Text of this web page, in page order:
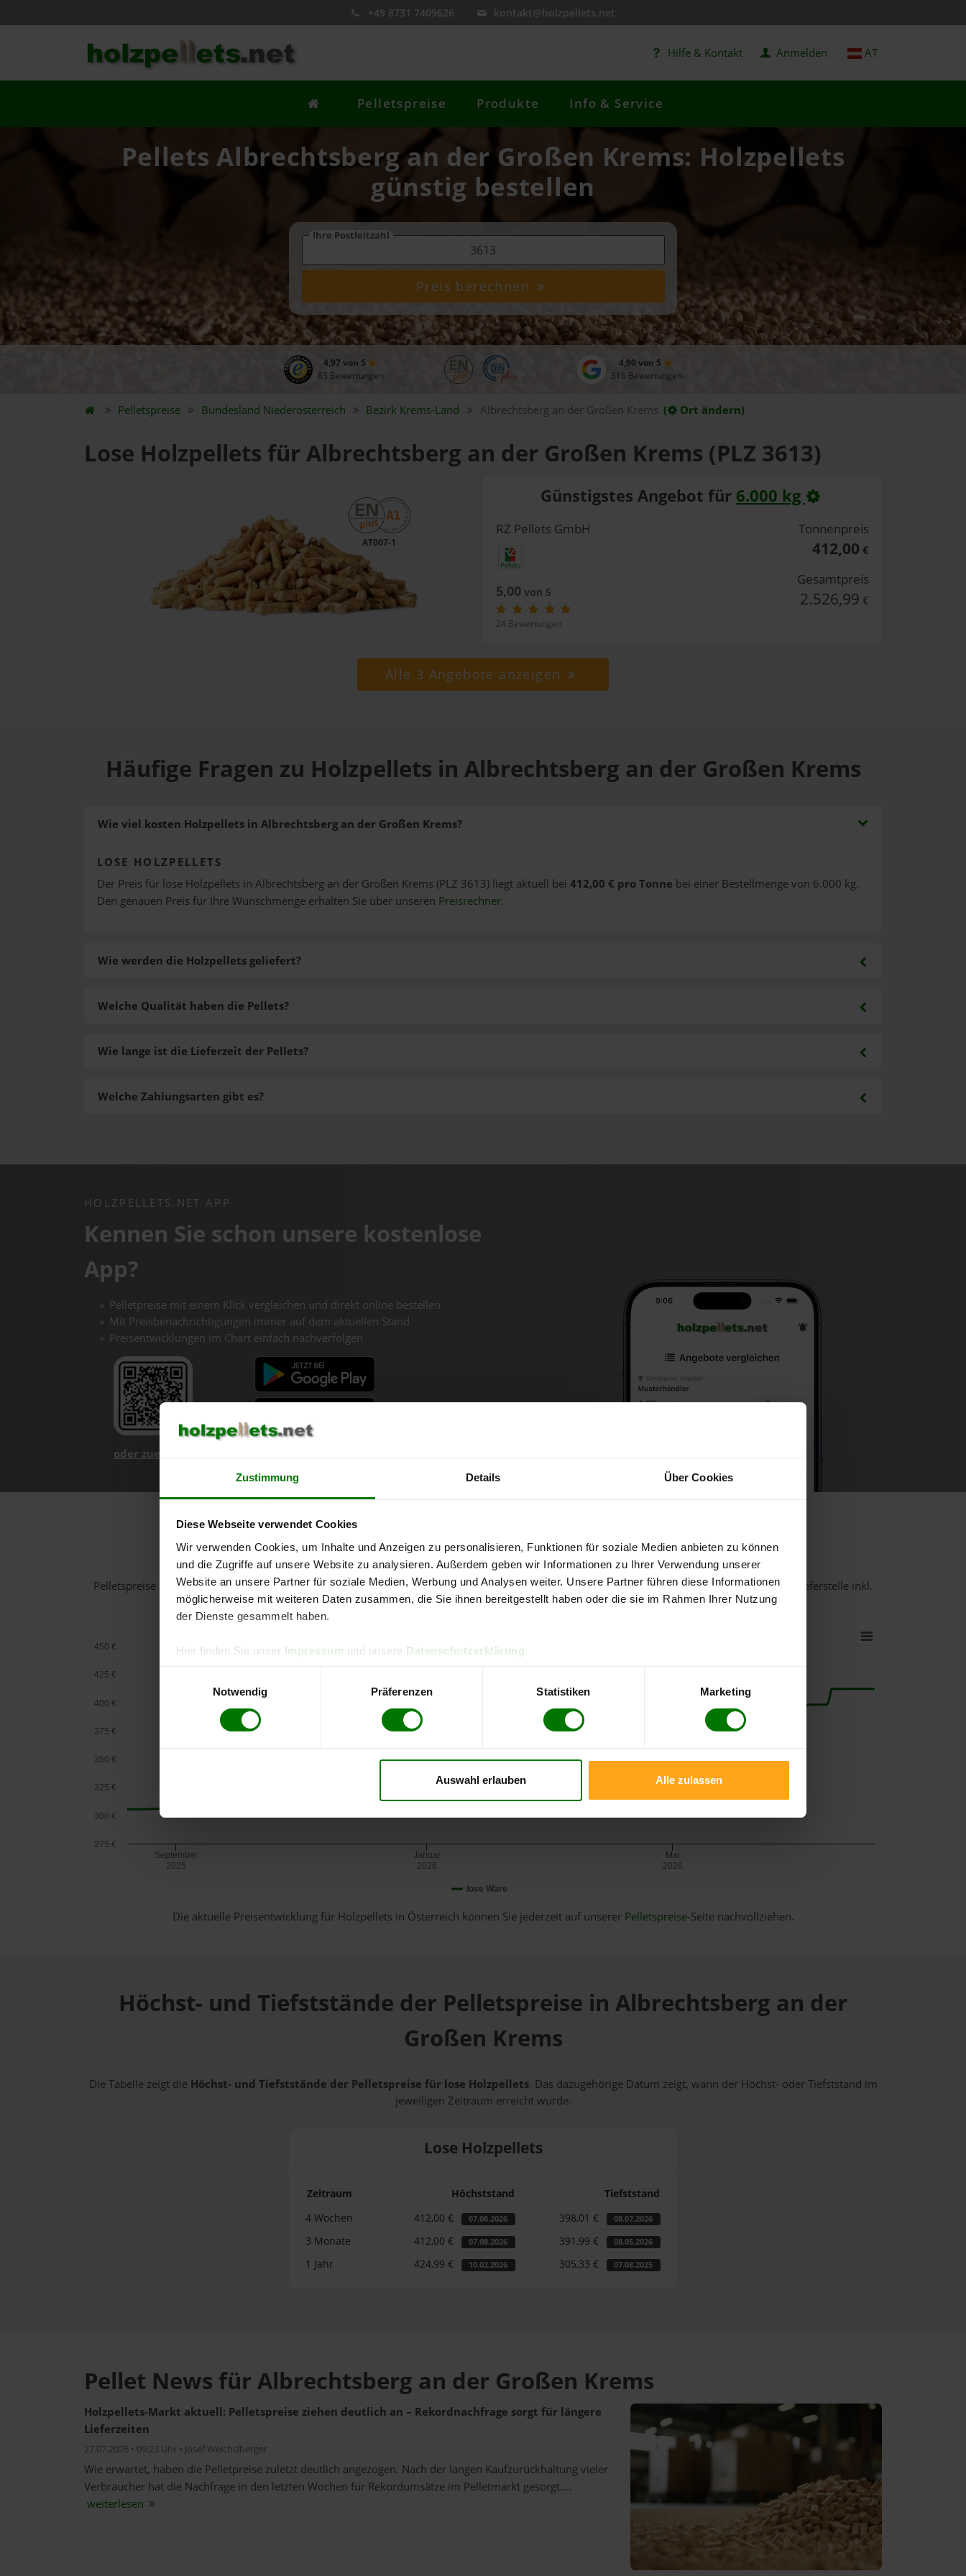
Zustimmung Details Über Cookies
Diese Webseite verwendet Cookies
Wir verwenden Cookies, um Inhalte und Anzeigen zu personalisieren, Funktionen für soziale Medien anbieten zu können
und die Zugriffe auf unsere Website zu analysieren. Außerdem geben wir Informationen zu Ihrer Verwendung unserer
Website an unsere Partner für soziale Medien, Werbung und Analysen weiter. Unsere Partner führen diese Informationen
möglicherweise mit weiteren Daten zusammen, die Sie ihnen bereitgestellt haben oder die sie im Rahmen Ihrer Nutzung
der Dienste gesammelt haben.
Hier finden Sie unser Impressum und unsere Datenschutzerklärung
Notwendig
Präferenzen Statistiken Marketing
Auswahl erlauben Alle zulassen
+49 8731 7409626 kontakt@holzpellets.net
Hilfe & Kontakt Anmelden AT
Pelletspreise Produkte Info & Service
Pellets Albrechtsberg an der Großen Krems: Holzpellets
günstig bestellen
Ihre Postleitzahl
Preis berechnen
4,97 von 5
83 Bewertungen
4,90 von 5
316 Bewertungen
Pelletspreise Bundesland Niederösterreich Bezirk Krems-Land Albrechtsberg an der Großen Krems ( Ort ändern)
Lose Holzpellets für Albrechtsberg an der Großen Krems (PLZ 3613)
AT007-1
Günstigstes Angebot für 6.000 kg
RZ Pellets GmbH
5,00 von 5
24 Bewertungen
Tonnenpreis
412,00 €
Gesamtpreis
2.526,99 €
Alle 3 Angebote anzeigen
Häufige Fragen zu Holzpellets in Albrechtsberg an der Großen Krems
Wie viel kosten Holzpellets in Albrechtsberg an der Großen Krems?
LOSE HOLZPELLETS
Der Preis für lose Holzpellets in Albrechtsberg an der Großen Krems (PLZ 3613) liegt aktuell bei 412,00 € pro Tonne bei einer Bestellmenge von 6.000 kg.
Den genauen Preis für Ihre Wunschmenge erhalten Sie über unseren Preisrechner.
Wie werden die Holzpellets geliefert?
Welche Zahlungsarten gibt es?
Welche Qualität haben die Pellets?
Wie lange ist die Lieferzeit der Pellets?
HOLZPELLETS.NET APP
Kennen Sie schon unsere kostenlose
App?
Pelletpreise mit einem Klick vergleichen und direkt online bestellen
Mit Preisbenachrichtigungen immer auf dem aktuellen Stand
Preisentwicklungen im Chart einfach nachverfolgen
oder zuerst mehr über unsere App erfahren
Holzpellets-Chart für Albrechtsberg an der Großen Krems
Pelletspreise in Albrechtsberg an der Großen Krems für 1 Tonne bei Abnahmevon 6 Tonnen loser Ware in DINplus-/ENplus-Qualität bei einer Lieferstelle inkl.
MwSt.:
lose Ware
September
2025
Januar
2026
Mai
2026
275 €
300 €
325 €
350 €
375 €
400 €
425 €
450 €
Die aktuelle Preisentwicklung für Holzpellets in Österreich können Sie jederzeit auf unserer Pelletspreise-Seite nachvollziehen.
Höchst- und Tiefststände der Pelletspreise in Albrechtsberg an der
Großen Krems
Die Tabelle zeigt die Höchst- und Tiefststände der Pelletspreise für lose Holzpellets. Das dazugehörige Datum zeigt, wann der Höchst- oder Tiefststand im
jeweiligen Zeitraum erreicht wurde.
Lose Holzpellets
Zeitraum Höchststand
Tiefststand
4 Wochen
412,00 € 07.08.2026 398,01 € 08.07.2026
3 Monate 412,00 € 07.08.2026 391,99 € 08.05.2026
1 Jahr 424,99 € 10.02.2026 305,33 € 07.08.2025
Pellet News für Albrechtsberg an der Großen Krems
Holzpellets-Markt aktuell: Pelletspreise ziehen deutlich an – Rekordnachfrage sorgt für längere
Lieferzeiten
27.07.2026 • 09:23 Uhr • Josef Weichslberger
Wie erwartet, haben die Pelletpreise zuletzt deutlich angezogen. Nach der langen Kaufzurückhaltung vieler
Verbraucher hat die Nachfrage in den letzten Wochen für Rekordumsätze im Pelletmarkt gesorgt....
weiterlesen